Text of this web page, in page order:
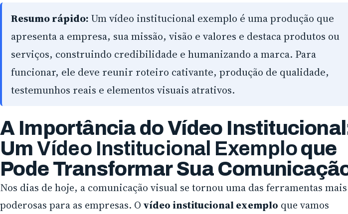
Resumo rápido: Um vídeo institucional exemplo é uma produção que
apresenta a empresa, sua missão, visão e valores e destaca produtos ou
serviços, construindo credibilidade e humanizando a marca. Para
funcionar, ele deve reunir roteiro cativante, produção de qualidade,
testemunhos reais e elementos visuais atrativos.
A Importância do Vídeo
UmVídeo Institucional Exemploque
Pode Transformar Sua
Nos dias de hoje, a comunicação visual se tornou uma das ferramentas mais
poderosas para as empresas. O vídeo institucional exemplo que vamos